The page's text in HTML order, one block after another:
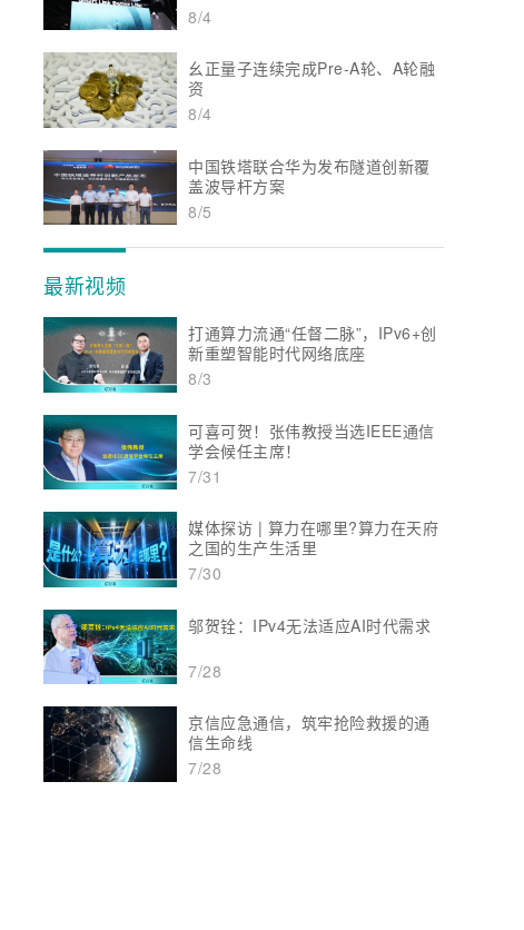
8/4
幺正量子连续完成Pre-A轮、A轮融
资
8/4
中国铁塔联合华为发布隧道创新覆
盖波导杆方案
8/5
最新视频
打通算力流通“任督二脉”，IPv6+创
新重塑智能时代网络底座
8/3
可喜可贺！张伟教授当选IEEE通信
学会候任主席！
7/31
媒体探访 | 算力在哪里?算力在天府
之国的生产生活里
7/30
邬贺铨：IPv4无法适应AI时代需求
7/28
京信应急通信，筑牢抢险救援的通
信生命线
7/28